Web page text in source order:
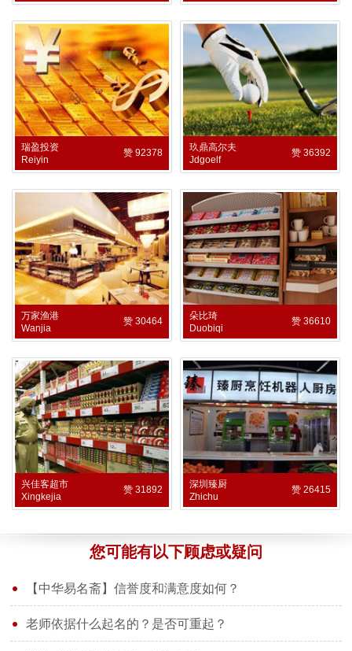
瑞盈投资
Reiyin
赞 92378
玖鼎高尔夫
Jdgoelf
赞 36392
万家渔港
Wanjia
赞 30464
朵比琦
Duobiqi
赞 36610
兴佳客超市
Xingkejia
赞 31892
深圳臻厨
Zhichu
赞 26415
您可能有以下顾虑或疑问
【中华易名斋】信誉度和满意度如何？
老师依据什么起名的？是否可重起？